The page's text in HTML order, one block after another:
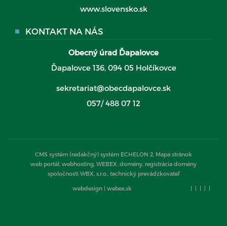
www.slovensko.sk
KONTAKT NA NÁS
Obecný úrad Ďapalovce
Ďapalovce 136, 094 05 Holčíkovce
sekretariat@obecdapalovce.sk
057/ 488 07 12
CMS systém (redakčný) systém ECHELON 2, Mapa stránok
web portál, webhosting, WEBEX, domény, registrácia domény
spoločnosti WBX, s.r.o., technický prevádzkovateľ
webdesign webex.sk